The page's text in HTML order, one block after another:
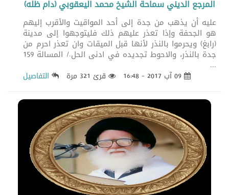
المرجع الديني سماحة الشيخ محمد اليعقوبي (دام ظله)
عليه أن يذهب من جدة إلى أحد المواقيت والأقرب إليهم
هو الجحفة وإذا تعذر عليهم ذلك فليتوجهوا إلى مدينة
(رابغ) ويحرموا بالنذر لأنها قبل الميقات وان تعذر احرم من
جدة بالنذر، والاحوط تجديده في ادنى الحل./ المسالة 159
...
قرئ 321 مرة التفاصيل